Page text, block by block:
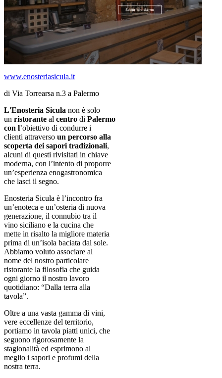
www.enosteriasicula.it
di Via Torrearsa n.3 a Palermo
L'Enosteria Sicula non è solo
un ristorante al centro di Palermo
con l’obiettivo di condurre i
clienti attraverso un percorso alla
scoperta dei sapori tradizionali,
alcuni di questi rivisitati in chiave
moderna, con l’intento di proporre
un’esperienza enogastronomica
che lasci il segno.
Enosteria Sicula è l’incontro fra
un’enoteca e un’osteria di nuova
generazione, il connubio tra il
vino siciliano e la cucina che
mette in risalto la migliore materia
prima di un’isola baciata dal sole.
Abbiamo voluto associare al
nome del nostro particolare
ristorante la filosofia che guida
ogni giorno il nostro lavoro
quotidiano: “Dalla terra alla
tavola”.
Oltre a una vasta gamma di vini,
vere eccellenze del territorio,
portiamo in tavola piatti unici, che
seguono rigorosamente la
stagionalità ed esprimono al
meglio i sapori e profumi della
nostra terra.